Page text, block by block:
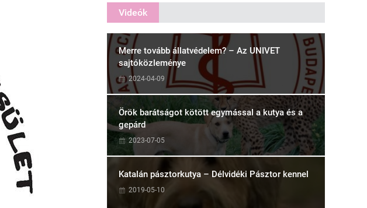
Videók
Merre tovább állatvédelem? – Az UNIVET
sajtóközleménye
2024-04-09
Örök barátságot kötött egymással a kutya és a
gepárd
2023-07-05
Katalán pásztorkutya – Délvidéki Pásztor kennel
2019-05-10